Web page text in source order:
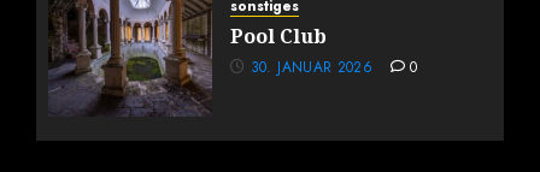
sonstiges
Pool Club
30. JANUAR 2026 0